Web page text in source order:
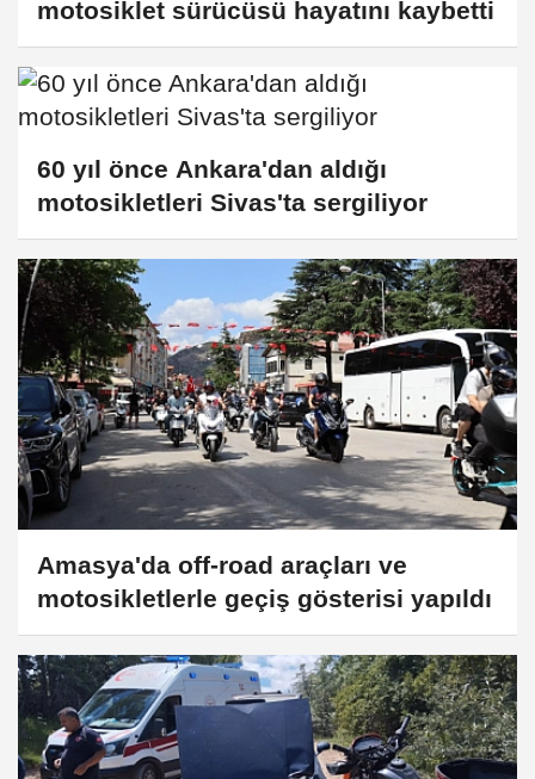
motosiklet sürücüsü hayatını kaybetti
60 yıl önce Ankara'dan aldığı
motosikletleri Sivas'ta sergiliyor
Amasya'da off-road araçları ve
motosikletlerle geçiş gösterisi yapıldı